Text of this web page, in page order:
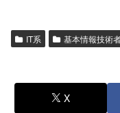
IT系 基本情報技術
X